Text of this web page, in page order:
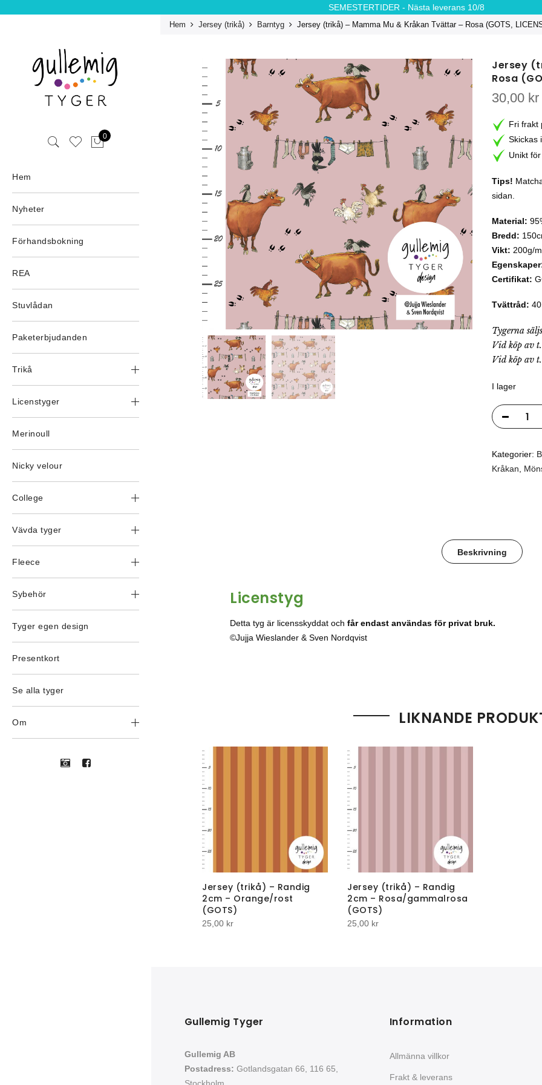
SEMESTERTIDER - Nästa leverans 10/8
0
Hem
Nyheter
Förhandsbokning
REA
Stuvlådan
Paketerbjudanden
Trikå
Licenstyger
Merinoull
Nicky velour
College
Vävda tyger
Fleece
Sybehör
Tyger egen design
Presentkort
Se alla tyger
Om
Hem Jersey (trikå) Barntyg Jersey (trikå) – Mamma Mu & Kråkan Tvättar – Rosa (GOTS,
Jersey
Rosa
30,00 kr
Fri frakt
Skickas
Unikt
Tips!
sidan.
Material:
Bredd:
Vikt: 200g/
Certifikat:
Tvättråd:
Tygerna
Vid köp av
Vid köp av
I lager
Kategorier:
Kråkan
Beskrivning
Licenstyg
Detta tyg är licensskyddat ochfår endast användas för privat bruk.
©Jujja Wieslander & Sven Nordqvist
LIKNANDE
Jersey (trikå) – Randig
2cm – Orange/rost
(GOTS)
25,00 kr
Jersey (trikå) – Randig
2cm – Rosa/gammalrosa
(GOTS)
25,00 kr
Gullemig Tyger
Gullemig AB
Postadress: Gotlandsgatan 66, 116 65,
Stockholm
Information
Allmänna villkor
Frakt & leverans